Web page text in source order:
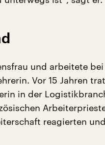
und arbeitete
Vor 15 Jahren
in der
reagierten